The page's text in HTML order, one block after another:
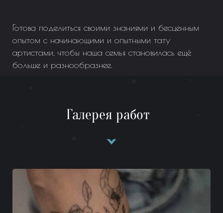
Готова поделиться своими знаниями и бесценным
опытом с начинающими и опытными тату
артистами, чтобы наша семья становилась ещё
больше и разнообразнее.
Галерея работ